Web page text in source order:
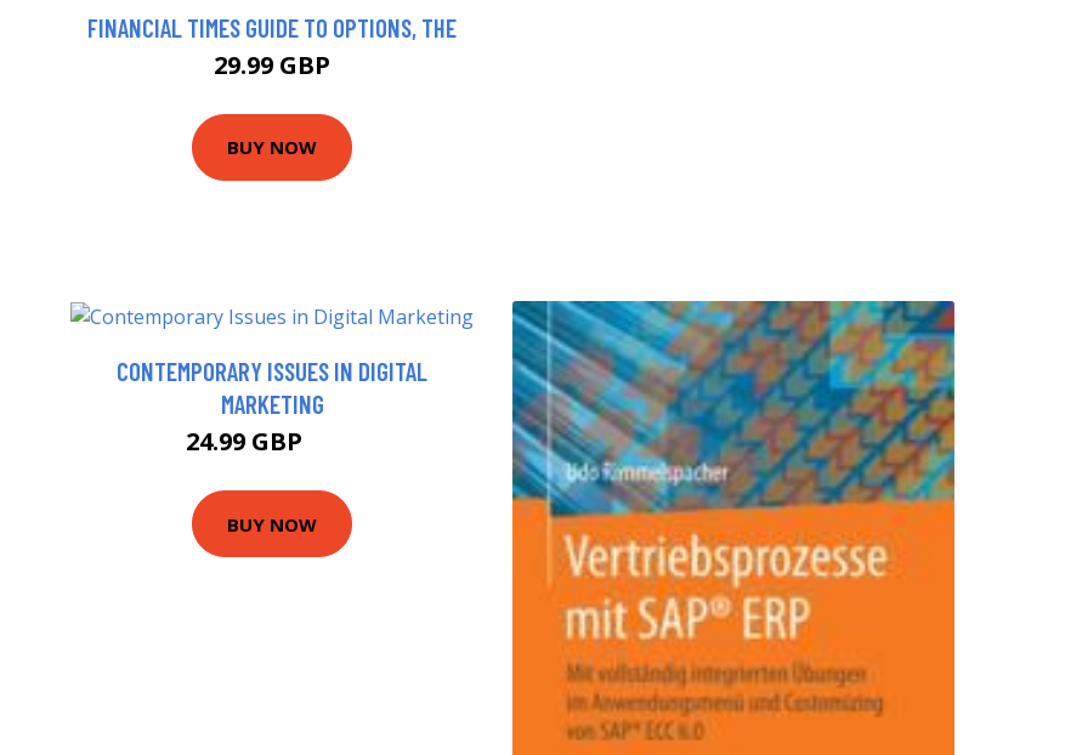
FINANCIAL TIMES GUIDE TO OPTIONS, THE
29.99 GBP
BUY NOW
CONTEMPORARY ISSUES IN DIGITAL
MARKETING
24.99 GBP
BUY NOW